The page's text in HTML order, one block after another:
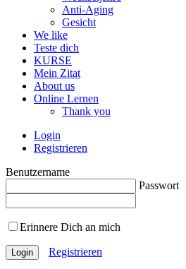
Anti-Aging
Gesicht
We like
Teste dich
KURSE
Mein Zitat
About us
Online Lernen
Thank you
Login
Registrieren
Benutzername
Passwort
Erinnere Dich an mich
Registrieren